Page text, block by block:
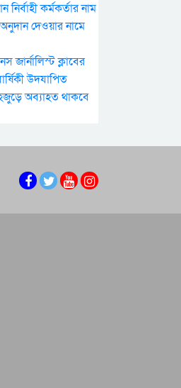
নির্বাহী কর্মকর্তার নাম
দেওয়ার নামে
জার্নালিস্ট ক্লাবের
উদযাপিত
অব্যাহত থাকবে